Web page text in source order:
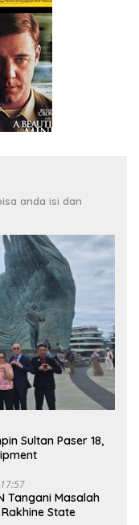
anda isi dan
Sultan Paser 18,
Tangani Masalah
State